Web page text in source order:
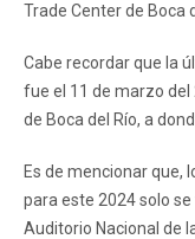
Trade Center de Boca
Cabe recordar que la
fue el 11 de marzo del
de Boca del Río, a
Es de mencionar que,
para este 2024 solo
Auditorio Nacional de